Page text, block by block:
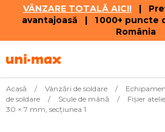
VÂNZARE TOTALĂ AICI!| Preț
avantajoasă | 1 000+ puncte
România
la
Acasă / Vânzări de soldare /
de soldare
/ Scule de mână /
Fișier
30 × 7 mm, secțiunea 1